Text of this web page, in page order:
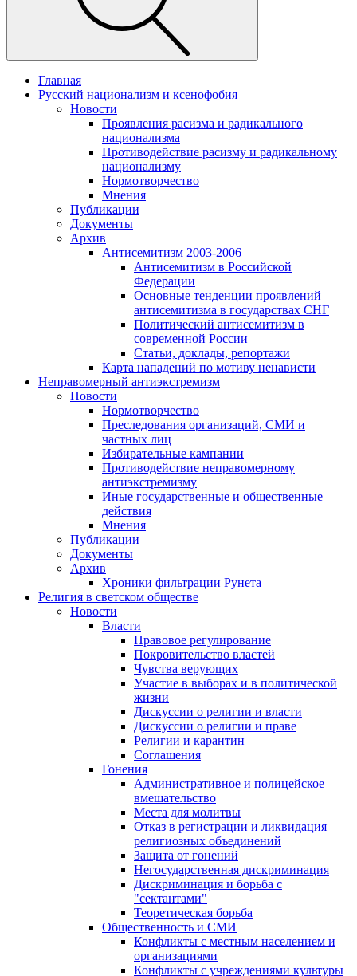
Главная
Русский национализм и ксенофобия
Новости
Проявления расизма и радикального
национализма
Противодействие расизму и радикальному
национализму
Нормотворчество
Мнения
Публикации
Документы
Архив
Антисемитизм 2003-2006
Антисемитизм в Российской
Федерации
Основные тенденции проявлений
антисемитизма в государствах СНГ
Политический антисемитизм в
современной России
Статьи, доклады, репортажи
Карта нападений по мотиву ненависти
Неправомерный антиэкстремизм
Новости
Нормотворчество
Преследования организаций, СМИ и
частных лиц
Избирательные кампании
Противодействие неправомерному
антиэкстремизму
Иные государственные и общественные
действия
Мнения
Публикации
Документы
Архив
Хроники фильтрации Рунета
Религия в светском обществе
Новости
Власти
Правовое регулирование
Покровительство властей
Чувства верующих
Участие в выборах и в политической
жизни
Дискуссии о религии и власти
Дискуссии о религии и праве
Религии и карантин
Соглашения
Гонения
Административное и полицейское
вмешательство
Места для молитвы
Отказ в регистрации и ликвидация
религиозных объединений
Защита от гонений
Негосударственная дискриминация
Дискриминация и борьба с
"сектантами"
Теоретическая борьба
Общественность и СМИ
Конфликты с местным населением и
организациями
Конфликты с учреждениями культуры